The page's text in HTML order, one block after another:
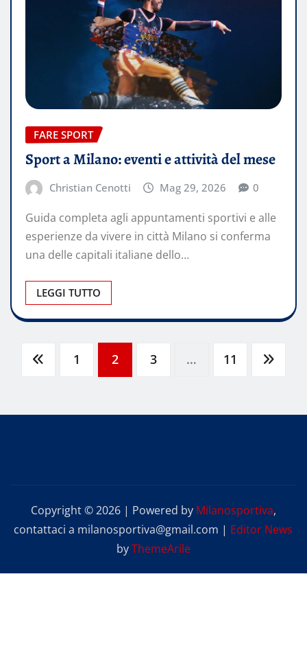
FARE SPORT
Sport a Milano: eventi e attività del mese
Christian Cenotti Mag 29, 2026 0
Guida completa agli appuntamenti sportivi e alle
esperienze da vivere in città Milano si conferma
una delle capitali italiane dello…
LEGGI TUTTO
Paginazione
1 2 3 … 11
Copyright © 2026 | Powered by Milanosportiva,
contattaci a milanosportiva@gmail.com | Editor News
byThemeArile